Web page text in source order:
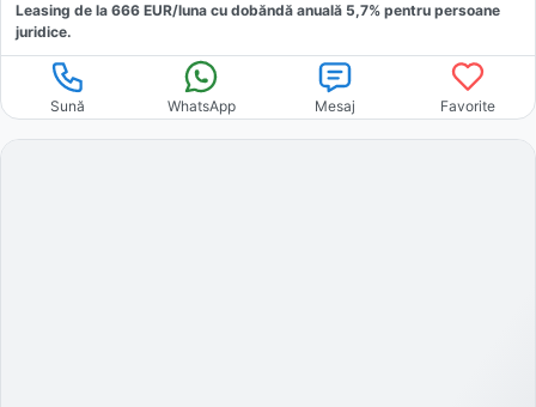
Leasing de la 666 EUR/luna cu dobăndă anuală 5,7% pentru persoane
juridice.
Sună WhatsApp Mesaj Favorite